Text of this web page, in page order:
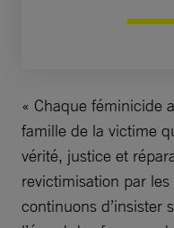
« Chaque féminicide
famille de la victime
vérité, justice et
revictimisation par
continuons d’insister